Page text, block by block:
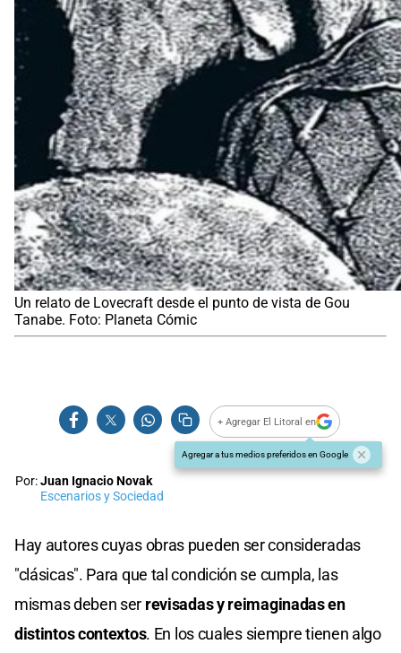
Un relato de Lovecraft desde el punto de vista de Gou
Tanabe. Foto: Planeta Cómic
+ Agregar El Litoral en
Agregar a tus medios preferidos en Google
Por:Juan Ignacio Novak
Escenarios y Sociedad
Hay autores cuyas obras pueden ser consideradas
"clásicas". Para que tal condición se cumpla, las
mismas deben ser revisadas y reimaginadas en
distintos contextos. En los cuales siempre tienen algo